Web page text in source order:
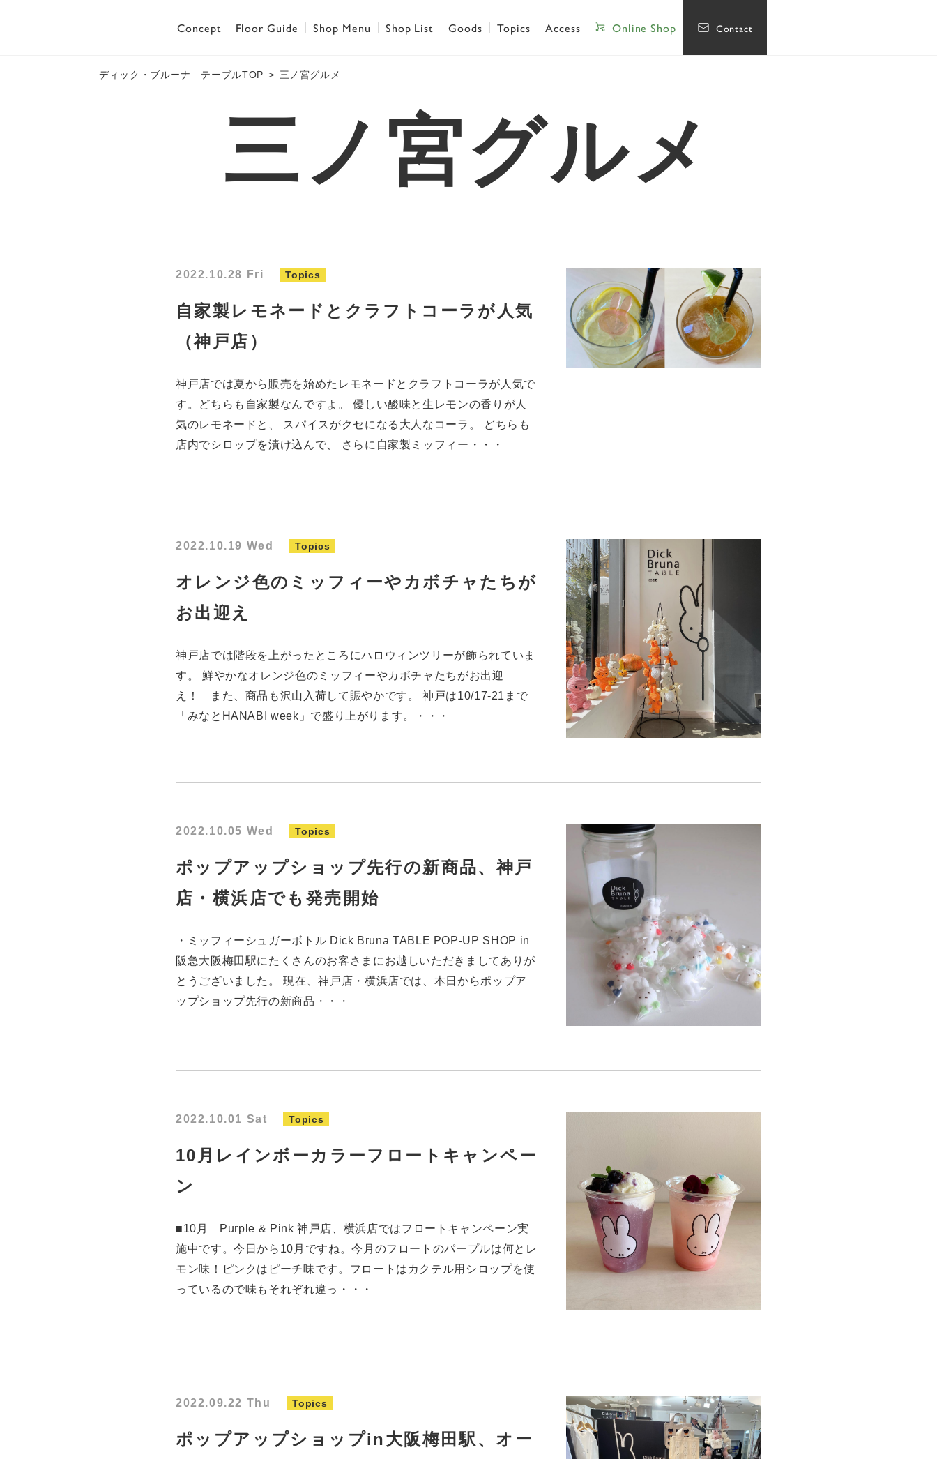
Floor Guide Shop Menu Shop List Goods
Concept Topics Access Online Shop Contact
ディック・ブルーナ テーブルTOP 三ノ宮グルメ
三ノ宮グルメ
2022.10.28 Fri Topics
自家製レモネードとクラフトコーラが人気
（神戸店）
神戸店では夏から販売を始めたレモネードとクラフトコーラが人気で
す。どちらも自家製なんですよ。 優しい酸味と生レモンの香りが人
気のレモネードと、 スパイスがクセになる大人なコーラ。 どちらも
店内でシロップを漬け込んで、 さらに自家製ミッフィー・・・
2022.10.19 Wed Topics
オレンジ色のミッフィーやカボチャたちが
お出迎え
神戸店では階段を上がったところにハロウィンツリーが飾られていま
す。 鮮やかなオレンジ色のミッフィーやカボチャたちがお出迎
え！ また、商品も沢山入荷して賑やかです。 神戸は10/17-21まで
「みなとHANABI week」で盛り上がります。・・・
2022.10.05 Wed Topics
ポップアップショップ先行の新商品、神戸
店・横浜店でも発売開始
・ミッフィーシュガーボトル Dick Bruna TABLE POP-UP SHOP in
阪急大阪梅田駅にたくさんのお客さまにお越しいただきましてありが
とうございました。 現在、神戸店・横浜店では、本日からポップア
ップショップ先行の新商品・・・
2022.10.01 Sat Topics
10月レインボーカラーフロートキャンペー
ン
■10月 Purple & Pink 神戸店、横浜店ではフロートキャンペーン実
施中です。今日から10月ですね。今月のフロートのパープルは何とレ
モン味！ピンクはピーチ味です。フロートはカクテル用シロップを使
っているので味もそれぞれ違っ・・・
2022.09.22 Thu Topics
ポップアップショップin大阪梅田駅、オー